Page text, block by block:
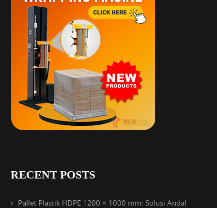
RECENT POSTS
Pallet Plastik HDPE 1200 × 1000 mm: Solusi Andal